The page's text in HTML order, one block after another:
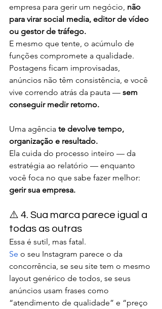
empresa para gerir um negócio, não
para virar social media, editor de vídeo
ou gestor de tráfego.
E mesmo que tente, o acúmulo de
funções compromete a qualidade.
Postagens ficam improvisadas,
anúncios não têm consistência, e você
vive correndo atrás da pauta — sem
conseguir medir retorno.
Uma agência te devolve tempo,
organização e resultado.
Ela cuida do processo inteiro — da
estratégia ao relatório — enquanto
você foca no que sabe fazer melhor:
gerir sua empresa.
⚠️ 4. Sua marca parece igual a
todas as outras
Essa é sutil, mas fatal.
Se o seu Instagram parece o da
concorrência, se seu site tem o mesmo
layout genérico de todos, se seus
anúncios usam frases como
“atendimento de qualidade” e “preço